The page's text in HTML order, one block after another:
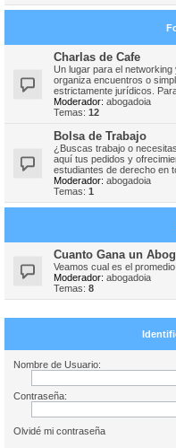
Charlas de Cafe
Un lugar para el networking
organiza encuentros o
estrictamente jurídicos.
Moderador: abogadoia
Temas: 12
Bolsa de Trabajo
¿Buscas trabajo o
aquí tus pedidos y
estudiantes de derecho en
Moderador: abogadoia
Temas: 1
Cuanto Gana un
Veamos cual es el promedio!
Moderador: abogadoia
Temas: 8
Nombre de Usuario:
Contraseña:
Olvidé mi contraseña